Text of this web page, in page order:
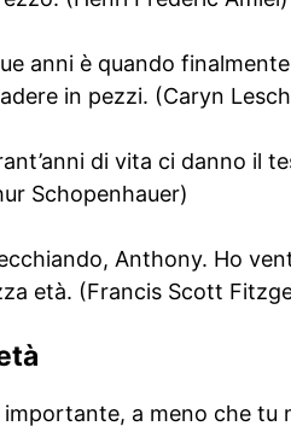
anni è quando
in pezzi. (Caryn
di vita ci danno il
Schopenhauer)
Anthony. Ho
età. (Francis Scott
importante, a meno che